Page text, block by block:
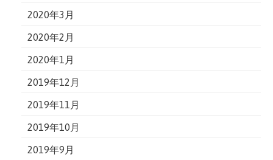
2020年3月
2020年2月
2020年1月
2019年12月
2019年11月
2019年10月
2019年9月